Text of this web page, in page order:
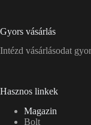
Gyors vásárlás
Intézd vásárlásodat
Hasznos linkek
Magazin
Bolt